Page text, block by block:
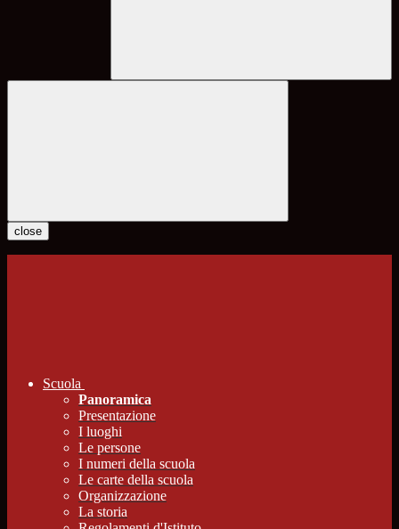
close
Scuola
Panoramica
Presentazione
I luoghi
Le persone
I numeri della scuola
Le carte della scuola
Organizzazione
La storia